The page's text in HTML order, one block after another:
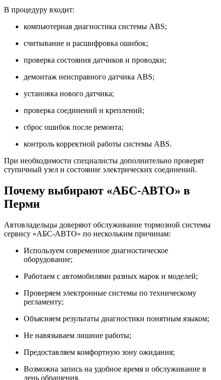
В процедуру входит:
компьютерная диагностика системы ABS;
считывание и расшифровка ошибок;
проверка состояния датчиков и проводки;
демонтаж неисправного датчика ABS;
установка нового датчика;
проверка соединений и креплений;
сброс ошибок после ремонта;
контроль корректной работы системы ABS.
При необходимости специалисты дополнительно проверят
ступичный узел и состояние электрических соединений.
Почему выбирают «АБС-АВТО» в
Перми
Автовладельцы доверяют обслуживание тормозной системы
сервису «АБС-АВТО» по нескольким причинам:
Используем современное диагностическое
оборудование;
Работаем с автомобилями разных марок и моделей;
Проверяем электронные системы по техническому
регламенту;
Объясняем результаты диагностики понятным языком;
Не навязываем лишние работы;
Предоставляем комфортную зону ожидания;
Возможна запись на удобное время и обслуживание в
день обращения.